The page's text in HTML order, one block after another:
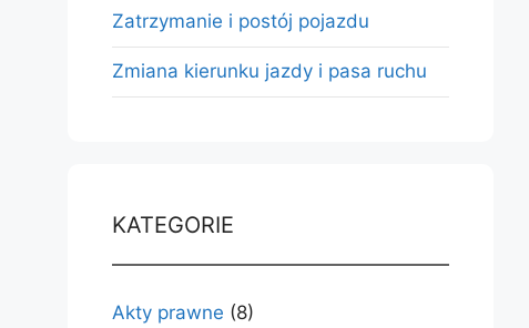
Zatrzymanie i postój pojazdu
Zmiana kierunku jazdy i pasa ruchu
KATEGORIE
Akty prawne (8)